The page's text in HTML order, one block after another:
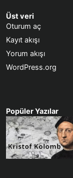
Üst veri
Oturum aç
Kayıt akışı
Yorum akışı
WordPress.org
Popüler Yazılar